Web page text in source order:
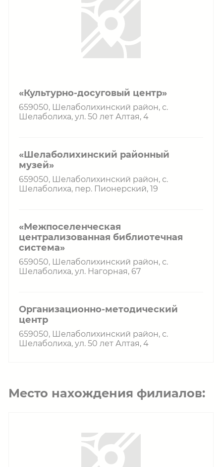
«Культурно-досуговый центр»
659050, Шелаболихинский район, с.
Шелаболиха, ул. 50 лет Алтая, 4
«Шелаболихинский районный
музей»
659050, Шелаболихинский район, с.
Шелаболиха, пер. Пионерский, 19
«Межпоселенческая
централизованная библиотечная
система»
659050, Шелаболихинский район, с.
Шелаболиха, ул. Нагорная, 67
Организационно-методический
центр
659050, Шелаболихинский район, с.
Шелаболиха, ул. 50 лет Алтая, 4
Место нахождения филиалов: